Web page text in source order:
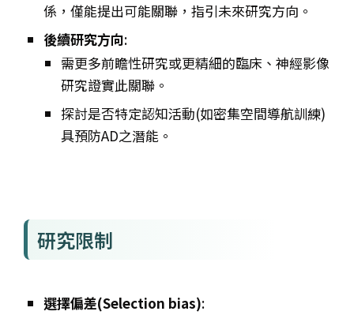
係，僅能提出可能關聯，指引未來研究方向。
後續研究方向:
需更多前瞻性研究或更精細的臨床、神經影像
研究證實此關聯。
探討是否特定認知活動(如密集空間導航訓練)
具預防AD之潛能。
研究限制
選擇偏差(Selection bias):